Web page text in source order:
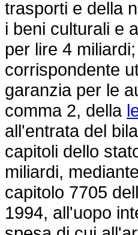
trasporti e della
i beni culturali e
per lire 4
corrispondente
garanzia per le
comma 2, della
all'entrata del
capitoli dello
miliardi,
capitolo 7705
1994, all'uopo